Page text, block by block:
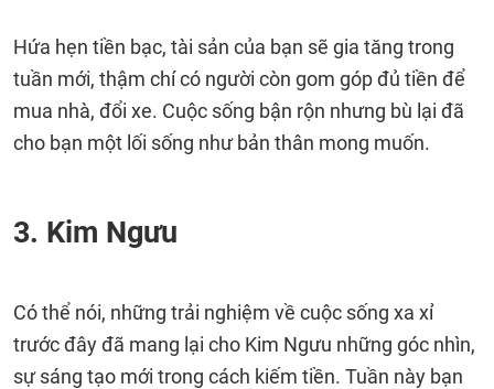
Hứa hẹn tiền bạc, tài sản của bạn sẽ gia tăng trong
tuần mới, thậm chí có người còn gom góp đủ tiền để
mua nhà, đổi xe. Cuộc sống bận rộn nhưng bù lại đã
cho bạn một lối sống như bản thân mong muốn.
3. Kim Ngưu
Có thể nói, những trải nghiệm về cuộc sống xa xỉ
trước đây đã mang lại cho Kim Ngưu những góc nhìn,
sự sáng tạo mới trong cách kiếm tiền. Tuần này bạn